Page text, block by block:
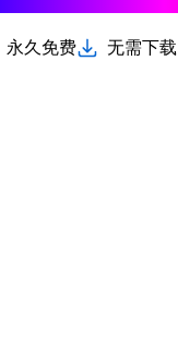
永久免费 无需下载